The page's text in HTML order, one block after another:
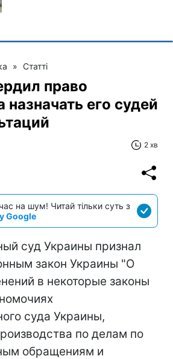
» Статті
право
назначать его судей
2 хв
на шум! Читай тільки суть з
Google
суд Украины признал
закон Украины "О
в некоторые законы
суда Украины,
по делам по
обращениям и